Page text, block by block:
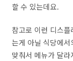
할 수 있는데요.
참고로 이런 디스
는게 아닐 식당에
맞춰서 메뉴가 달